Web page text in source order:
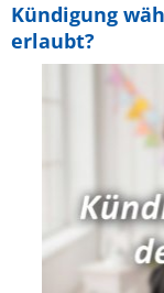
Kündigung
erlaubt?